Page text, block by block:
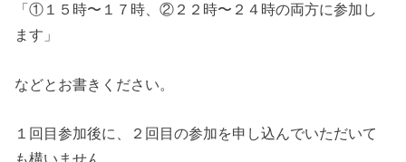
「①１５時〜１７時、②２２時〜２４時の両方に参加し
ます」
などとお書きください。
１回目参加後に、２回目の参加を申し込んでいただいて
も構いません。